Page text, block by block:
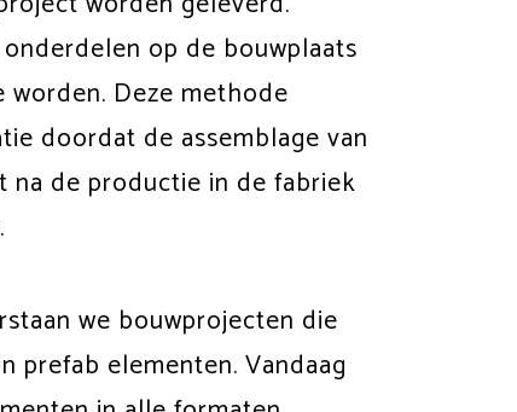
op de bouwplaats
Deze methode
doordat de assemblage van
de productie in de fabriek
we bouwprojecten die
prefab elementen. Vandaag